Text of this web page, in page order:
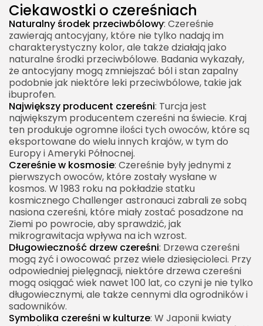
Ciekawostki o czereśniach
Naturalny środek przeciwbólowy: Czereśnie
zawierają antocyjany, które nie tylko nadają im
charakterystyczny kolor, ale także działają jako
naturalne środki przeciwbólowe. Badania wykazały,
że antocyjany mogą zmniejszać ból i stan zapalny
podobnie jak niektóre leki przeciwbólowe, takie jak
ibuprofen.
Największy producent czereśni: Turcja jest
największym producentem czereśni na świecie. Kraj
ten produkuje ogromne ilości tych owoców, które są
eksportowane do wielu innych krajów, w tym do
Europy i Ameryki Północnej.
Czereśnie w kosmosie: Czereśnie były jednymi z
pierwszych owoców, które zostały wysłane w
kosmos. W 1983 roku na pokładzie statku
kosmicznego Challenger astronauci zabrali ze sobą
nasiona czereśni, które miały zostać posadzone na
Ziemi po powrocie, aby sprawdzić, jak
mikrograwitacja wpływa na ich wzrost.
Długowieczność drzew czereśni: Drzewa czereśni
mogą żyć i owocować przez wiele dziesięcioleci. Przy
odpowiedniej pielęgnacji, niektóre drzewa czereśni
mogą osiągać wiek nawet 100 lat, co czyni je nie tylko
długowiecznymi, ale także cennymi dla ogrodników i
sadowników.
Symbolika czereśni w kulturze: W Japonii kwiaty